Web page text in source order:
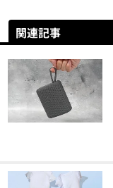
関連記事